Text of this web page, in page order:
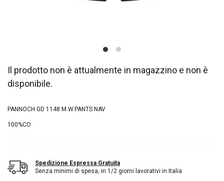
Il prodotto non è attualmente in magazzino e non è
disponibile.
PANNOCH GD 1148 M.W.PANTS NAV
100%CO
Spedizione Espressa Gratuita
Senza minimi di spesa, in 1/2 giorni lavorativi in Italia